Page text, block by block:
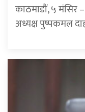
काठमाडौं, ५ मंसिर
अध्यक्ष पुष्पकमल